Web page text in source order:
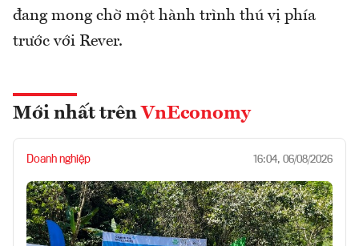
đang mong chờ một hành trình thú vị phía
trước với Rever.
Mới nhất trên VnEconomy
Doanh nghiệp 16:04, 06/08/2026